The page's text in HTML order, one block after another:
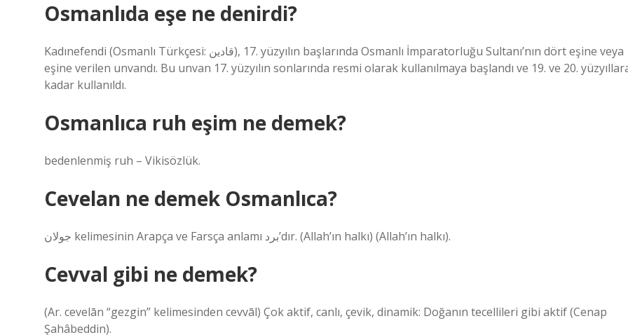
Osmanlıda eşe ne denirdi?
Kadınefendi (Osmanlı Türkçesi: قادین), 17. yüzyılın başlarında Osmanlı İmparatorluğu Sultanı’nın dört eşine veya
eşine verilen unvandı. Bu unvan 17. yüzyılın sonlarında resmi olarak kullanılmaya başlandı ve 19. ve 20.
kadar kullanıldı.
Osmanlıca ruh eşim ne demek?
bedenlenmiş ruh – Vikisözlük.
Cevelan ne demek Osmanlıca?
جولان kelimesinin Arapça ve Farsça anlamı برد’dır. (Allah’ın halkı) (Allah’ın halkı).
Cevval gibi ne demek?
(Ar. cevelān “gezgin” kelimesinden cevvāl) Çok aktif, canlı, çevik, dinamik: Doğanın tecellileri gibi aktif (Cenap
Şahâbeddin).